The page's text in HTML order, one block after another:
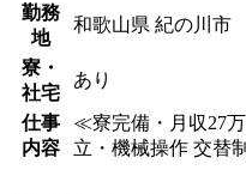
勤務
地
和歌山県 紀の川市
寮・
社宅
あり
仕事
内容
≪寮完備・月収27
立・機械操作 交替制